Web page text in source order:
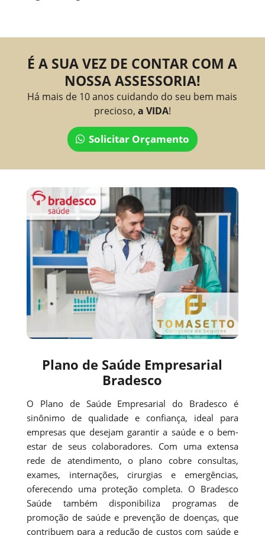
É A SUA VEZ DE CONTAR COM A
NOSSA ASSESSORIA!
Há mais de 10 anos cuidando do seu bem mais
precioso, a VIDA!
Solicitar Orçamento
Plano de Saúde Empresarial
Bradesco
O Plano de Saúde Empresarial do Bradesco é
sinônimo de qualidade e confiança, ideal para
empresas que desejam garantir a saúde e o bem-
estar de seus colaboradores. Com uma extensa
rede de atendimento, o plano cobre consultas,
exames, internações, cirurgias e emergências,
oferecendo uma proteção completa. O Bradesco
Saúde também disponibiliza programas de
promoção de saúde e prevenção de doenças, que
contribuem para a redução de custos com saúde e